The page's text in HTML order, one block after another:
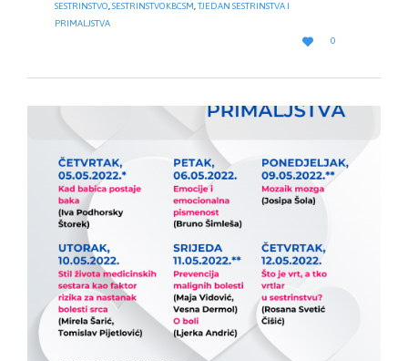
SESTRINSTVO SESTRINSTVOKBCSM TJEDAN SESTRINSTVA I
PRIMALJSTVA

LOVE
IT
0